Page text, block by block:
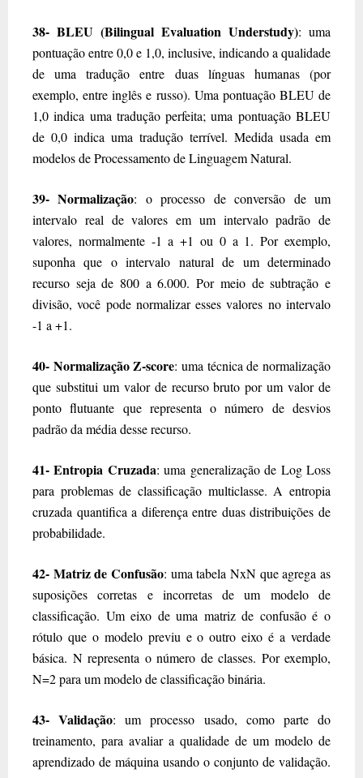
38- BLEU (Bilingual Evaluation Understudy): uma
pontuação entre 0,0 e 1,0, inclusive, indicando a qualidade
de uma tradução entre duas línguas humanas (por
exemplo, entre inglês e russo). Uma pontuação BLEU de
1,0 indica uma tradução perfeita; uma pontuação BLEU
de 0,0 indica uma tradução terrível. Medida usada em
modelos de Processamento de Linguagem Natural.
39- Normalização: o processo de conversão de um
intervalo real de valores em um intervalo padrão de
valores, normalmente -1 a +1 ou 0 a 1. Por exemplo,
suponha que o intervalo natural de um determinado
recurso seja de 800 a 6.000. Por meio de subtração e
divisão, você pode normalizar esses valores no intervalo
-1 a +1.
40- Normalização Z-score: uma técnica de normalização
que substitui um valor de recurso bruto por um valor de
ponto flutuante que representa o número de desvios
padrão da média desse recurso.
41- Entropia Cruzada: uma generalização de Log Loss
para problemas de classificação multiclasse. A entropia
cruzada quantifica a diferença entre duas distribuições de
probabilidade.
42- Matriz de Confusão: uma tabela NxN que agrega as
suposições corretas e incorretas de um modelo de
classificação. Um eixo de uma matriz de confusão é o
rótulo que o modelo previu e o outro eixo é a verdade
básica. N representa o número de classes. Por exemplo,
N=2 para um modelo de classificação binária.
43- Validação: um processo usado, como parte do
treinamento, para avaliar a qualidade de um modelo de
aprendizado de máquina usando o conjunto de validação.